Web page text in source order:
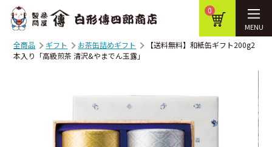
0
MENU
全商品 ギフト お茶缶詰めギフト
【送料無料】和紙缶ギフト200g2
本入り「高級煎茶 清沢&やまでん玉露」